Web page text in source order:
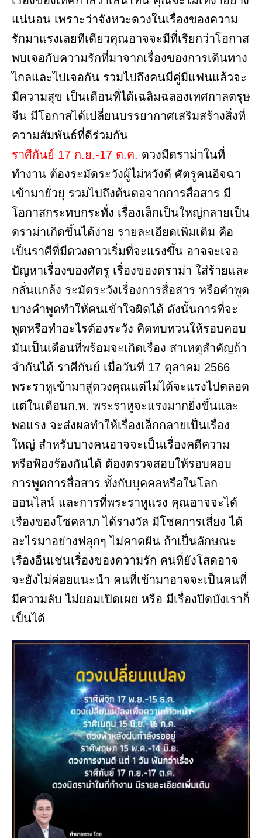
แน่นอน เพราะว่าจังหวะดวงในเรื่องของความ
รักมาแรงเลยทีเดียวคุณอาจจะมีที่เรียกว่าโอกาส
พบเจอกับความรักที่มาจากเรื่องของการเดินทาง
ไกลและไปเจอกัน รวมไปถึงคนมีคู่มีแฟนแล้วจะ
มีความสุข เป็นเดือนที่ได้เฉลิมฉลองเทศกาลตรุษ
จีน มีโอกาสได้เปลี่ยนบรรยากาศเสริมสร้างสิ่งที่
ความสัมพันธ์ที่ดีร่วมกัน
ราศีกันย์ 17 ก.ย.-17 ต.ค. ดวงมีดราม่าในที่
ทำงาน ต้องระมัดระวังผู้ไม่หวังดี ศัตรูคนอิจฉา
เข้ามายั่วยุ รวมไปถึงต้นตอจากการสื่อสาร มี
โอกาสกระทบกระทั่ง เรื่องเล็กเป็นใหญ่กลายเป็น
ดราม่าเกิดขึ้นได้ง่าย รายละเอียดเพิ่มเติม คือ
เป็นราศีที่มีดวงดาวเริ่มที่จะแรงขึ้น อาจจะเจอ
ปัญหาเรื่องของศัตรู เรื่องของดราม่า ใส่ร้ายและ
กลั่นแกล้ง ระมัดระวังเรื่องการสื่อสาร หรือคำพูด
บางคำพูดทำให้คนเข้าใจผิดได้ ดังนั้นการที่จะ
พูดหรือทำอะไรต้องระวัง คิดทบทวนให้รอบคอบ
มันเป็นเดือนที่พร้อมจะเกิดเรื่อง สาเหตุสำคัญถ้า
จำกันได้ ราศีกันย์ เมื่อวันที่ 17 ตุลาคม 2566
พระราหูเข้ามาสู่ดวงคุณแต่ไม่ได้จะแรงไปตลอด
แต่ในเดือนก.พ. พระราหูจะแรงมากยิ่งขึ้นและ
พอแรง จะส่งผลทำให้เรื่องเล็กกลายเป็นเรื่อง
ใหญ่ สำหรับบางคนอาจจะเป็นเรื่องคดีความ
หรือฟ้องร้องกันได้ ต้องตรวจสอบให้รอบคอบ
การพูดการสื่อสาร ทั้งกับบุคคลหรือในโลก
ออนไลน์ และการที่พระราหูแรง คุณอาจจะได้
เรื่องของโชคลาภ ได้รางวัล มีโชคการเสี่ยง ได้
อะไรมาอย่างฟลุกๆ ไม่คาดฝัน ถ้าเป็นลักษณะ
เรื่องอื่นเช่นเรื่องของความรัก คนที่ยังโสดอาจ
จะยังไม่ค่อยแนะนำ คนที่เข้ามาอาจจะเป็นคนที่
มีความลับ ไม่ยอมเปิดเผย หรือ มีเรื่องปิดบังเราก็
เป็นได้